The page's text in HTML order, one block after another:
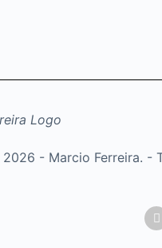
- Marcio Ferreira. -